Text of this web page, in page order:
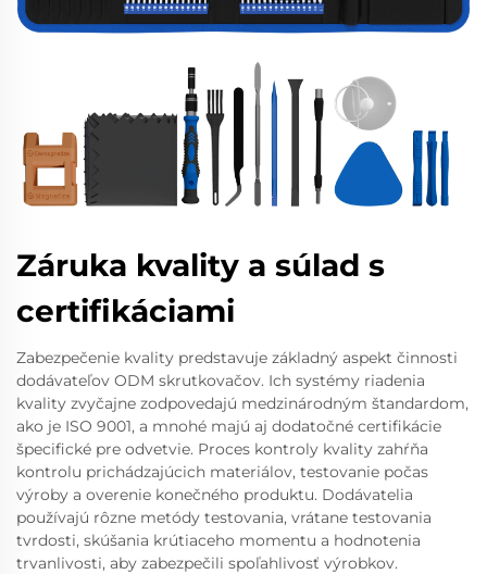
Záruka kvality a súlad s
certifikáciami
Zabezpečenie kvality predstavuje základný aspekt činnosti
dodávateľov ODM skrutkovačov. Ich systémy riadenia
kvality zvyčajne zodpovedajú medzinárodným štandardom,
ako je ISO 9001, a mnohé majú aj dodatočné certifikácie
špecifické pre odvetvie. Proces kontroly kvality zahŕňa
kontrolu prichádzajúcich materiálov, testovanie počas
výroby a overenie konečného produktu. Dodávatelia
používajú rôzne metódy testovania, vrátane testovania
tvrdosti, skúšania krútiaceho momentu a hodnotenia
trvanlivosti, aby zabezpečili spoľahlivosť výrobkov.